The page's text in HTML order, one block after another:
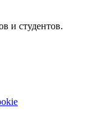
и студентов.